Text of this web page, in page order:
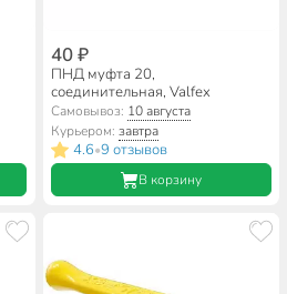
40 ₽
ПНД муфта 20,
соединительная, Valfex
Самовывоз: 10 августа
Курьером: завтра
4.6•9 отзывов
В корзину